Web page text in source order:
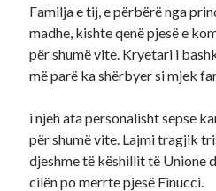
Familja e tij, e përbërë nga
madhe, kishte qenë pjesë e
për shumë vite. Kryetari i
më parë ka shërbyer si mjek
i njeh ata personalisht sepse
për shumë vite. Lajmi tragjik
djeshme të këshillit të Unione
cilën po merrte pjesë Finucci.